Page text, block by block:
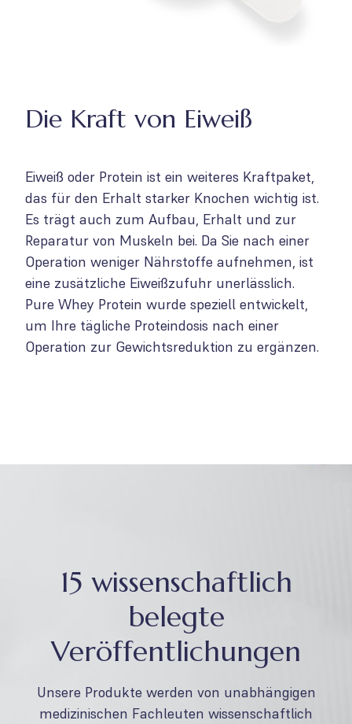
Die Kraft von Eiweiß
Eiweiß oder Protein ist ein weiteres Kraftpaket,
das für den Erhalt starker Knochen wichtig ist.
Es trägt auch zum Aufbau, Erhalt und zur
Reparatur von Muskeln bei. Da Sie nach einer
Operation weniger Nährstoffe aufnehmen, ist
eine zusätzliche Eiweißzufuhr unerlässlich.
Pure Whey Protein wurde speziell entwickelt,
um Ihre tägliche Proteindosis nach einer
Operation zur Gewichtsreduktion zu ergänzen.
15 wissenschaftlich
belegte
Veröffentlichungen
Unsere Produkte werden von unabhängigen
medizinischen Fachleuten wissenschaftlich